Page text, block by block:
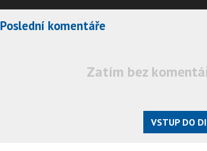
Poslední komentáře
Zatím bez
VSTUP DO